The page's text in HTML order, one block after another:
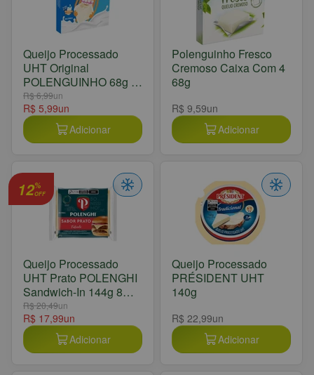
Queijo Processado
UHT Original
POLENGUINHO 68g 4
Unidades
R$ 6,99un
R$ 5,99un
Adicionar
Polenguinho Fresco
Cremoso Caixa Com 4
68g
R$ 9,59un
Adicionar
12%
OFF
Queijo Processado
UHT Prato POLENGHI
Sandwich-In 144g 8
Unidades
R$ 20,49un
R$ 17,99un
Adicionar
Queijo Processado
PRÉSIDENT UHT
140g
R$ 22,99un
Adicionar